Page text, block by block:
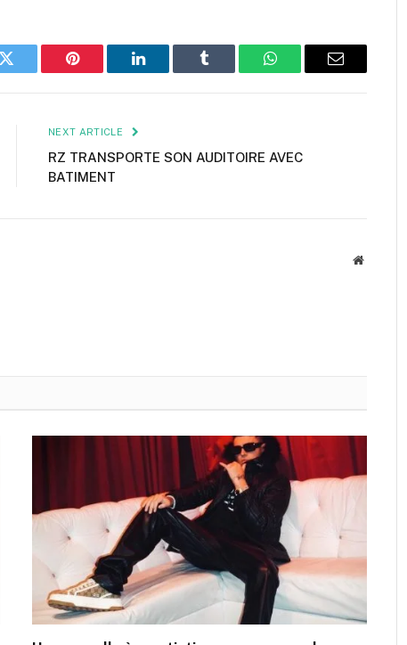
Twitter Pinterest LinkedIn Tumblr WhatsAppEmail
NEXT ARTICLE
RZ TRANSPORTE SON AUDITOIRE AVEC
BATIMENT
Website